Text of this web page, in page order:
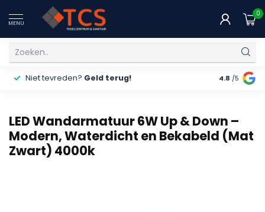
MENU
0
Niet tevreden? Geld terug! Gratis
4.8 /5
LED Wandarmatuur 6W Up & Down –
Modern, Waterdicht en Bekabeld (Mat
Zwart) 4000k